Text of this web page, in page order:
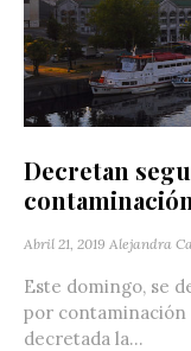
Decretan
Abril 21, 2019 Alejandra
Este domingo, se
por contaminación
decretada la...